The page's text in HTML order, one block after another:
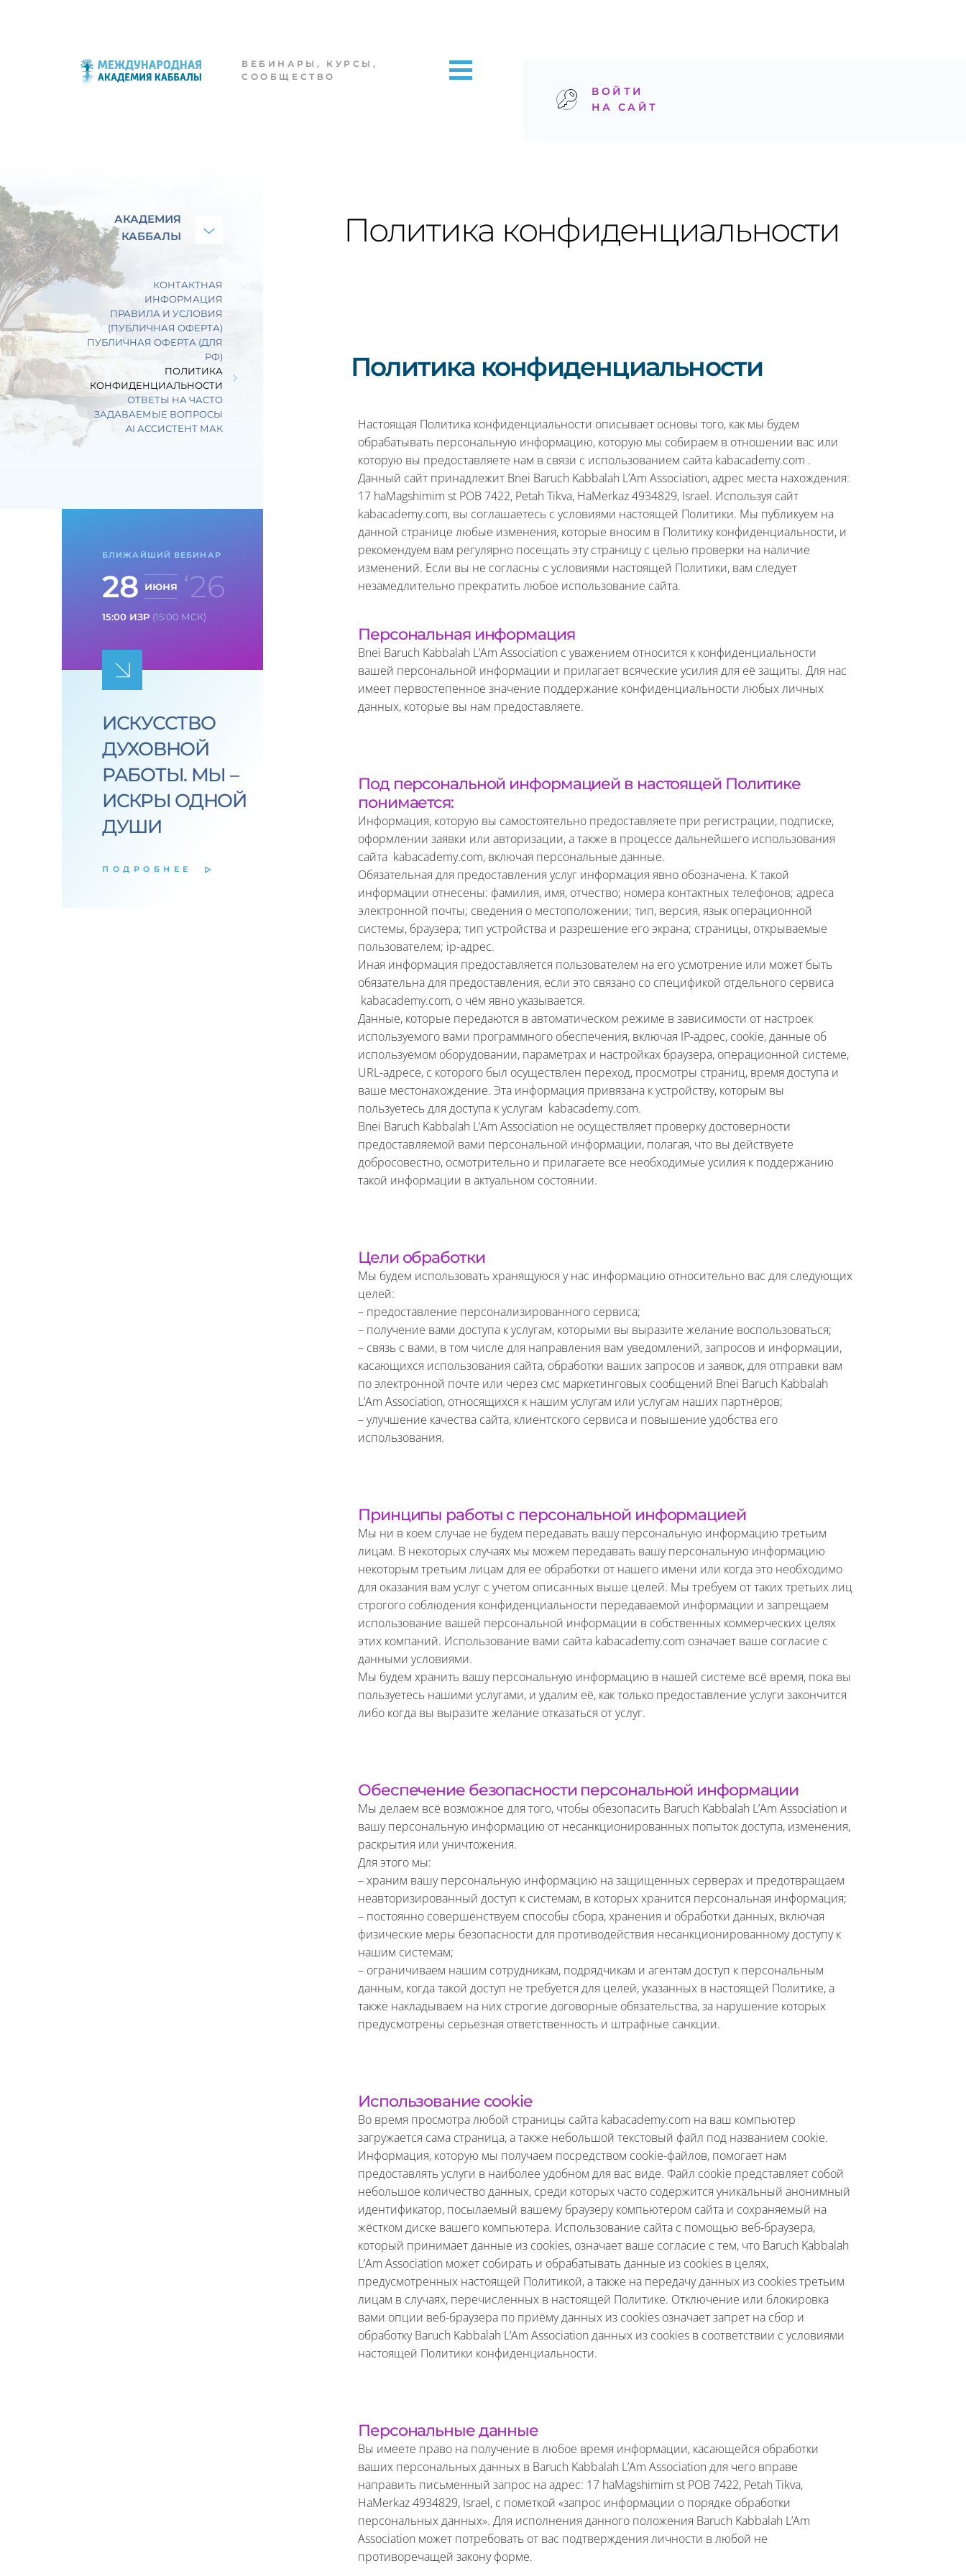
ВЕБИНАРЫ, КУРСЫ,
СООБЩЕСТВО
ВОЙТИ
НА САЙТ
АКАДЕМИЯ
КАББАЛЫ
КОНТАКТНАЯ
ИНФОРМАЦИЯ
ПРАВИЛА И УСЛОВИЯ
(ПУБЛИЧНАЯ ОФЕРТА)
ПУБЛИЧНАЯ ОФЕРТА (ДЛЯ
РФ)
ПОЛИТИКА
КОНФИДЕНЦИАЛЬНОСТИ
ОТВЕТЫ НА ЧАСТО
ЗАДАВАЕМЫЕ ВОПРОСЫ
AI АССИСТЕНТ МАК
БЛИЖАЙШИЙ ВЕБИНАР
28 июня ‘26
15:00 ИЗР (15:00 МСК)
ИСКУССТВО
ДУХОВНОЙ
РАБОТЫ. МЫ –
ИСКРЫ ОДНОЙ
ДУШИ
ПОДРОБНЕЕ
Политика конфиденциальности
Политика конфиденциальности
Настоящая Политика конфиденциальности описывает основы того, как мы будем
обрабатывать персональную информацию, которую мы собираем в отношении вас или
которую вы предоставляете нам в связи с использованием сайта kabacademy.com .
Данный сайт принадлежит Bnei Baruch Kabbalah L’Am Association, адрес места нахождения:
17 haMagshimim st POB 7422, Petah Tikva, HaMerkaz 4934829, Israel. Используя сайт
kabacademy.com, вы соглашаетесь с условиями настоящей Политики. Мы публикуем на
данной странице любые изменения, которые вносим в Политику конфиденциальности, и
рекомендуем вам регулярно посещать эту страницу с целью проверки на наличие
изменений. Если вы не согласны с условиями настоящей Политики, вам следует
незамедлительно прекратить любое использование сайта.
Персональная информация
Bnei Baruch Kabbalah L’Am Association с уважением относится к конфиденциальности
вашей персональной информации и прилагает всяческие усилия для её защиты. Для нас
имеет первостепенное значение поддержание конфиденциальности любых личных
данных, которые вы нам предоставляете.
Под персональной информацией в настоящей Политике
понимается:
Информация, которую вы самостоятельно предоставляете при регистрации, подписке,
оформлении заявки или авторизации, а также в процессе дальнейшего использования
сайта kabacademy.com, включая персональные данные.
Обязательная для предоставления услуг информация явно обозначена. К такой
информации отнесены: фамилия, имя, отчество; номера контактных телефонов; адреса
электронной почты; сведения о местоположении; тип, версия, язык операционной
системы, браузера; тип устройства и разрешение его экрана; страницы, открываемые
пользователем; ip-адрес.
Иная информация предоставляется пользователем на его усмотрение или может быть
обязательна для предоставления, если это связано со спецификой отдельного сервиса
kabacademy.com, о чём явно указывается.
Данные, которые передаются в автоматическом режиме в зависимости от настроек
используемого вами программного обеспечения, включая IP-адрес, cookie, данные об
используемом оборудовании, параметрах и настройках браузера, операционной системе,
URL-адресе, с которого был осуществлен переход, просмотры страниц, время доступа и
ваше местонахождение. Эта информация привязана к устройству, которым вы
пользуетесь для доступа к услугам kabacademy.com.
Bnei Baruch Kabbalah L’Am Association не осуществляет проверку достоверности
предоставляемой вами персональной информации, полагая, что вы действуете
добросовестно, осмотрительно и прилагаете все необходимые усилия к поддержанию
такой информации в актуальном состоянии.
Цели обработки
Мы будем использовать хранящуюся у нас информацию относительно вас для следующих
целей:
– предоставление персонализированного сервиса;
– получение вами доступа к услугам, которыми вы выразите желание воспользоваться;
– связь с вами, в том числе для направления вам уведомлений, запросов и информации,
касающихся использования сайта, обработки ваших запросов и заявок, для отправки вам
по электронной почте или через смс маркетинговых сообщений Bnei Baruch Kabbalah
L’Am Association, относящихся к нашим услугам или услугам наших партнёров;
– улучшение качества сайта, клиентского сервиса и повышение удобства его
использования.
Принципы работы с персональной информацией
Мы ни в коем случае не будем передавать вашу персональную информацию третьим
лицам. В некоторых случаях мы можем передавать вашу персональную информацию
некоторым третьим лицам для ее обработки от нашего имени или когда это необходимо
для оказания вам услуг с учетом описанных выше целей. Мы требуем от таких третьих лиц
строгого соблюдения конфиденциальности передаваемой информации и запрещаем
использование вашей персональной информации в собственных коммерческих целях
этих компаний. Использование вами сайта kabacademy.com означает ваше согласие с
данными условиями.
Мы будем хранить вашу персональную информацию в нашей системе всё время, пока вы
пользуетесь нашими услугами, и удалим её, как только предоставление услуги закончится
либо когда вы выразите желание отказаться от услуг.
Обеспечение безопасности персональной информации
Мы делаем всё возможное для того, чтобы обезопасить Baruch Kabbalah L’Am Association и
вашу персональную информацию от несанкционированных попыток доступа, изменения,
раскрытия или уничтожения.
Для этого мы:
– храним вашу персональную информацию на защищенных серверах и предотвращаем
неавторизированный доступ к системам, в которых хранится персональная информация;
– постоянно совершенствуем способы сбора, хранения и обработки данных, включая
физические меры безопасности для противодействия несанкционированному доступу к
нашим системам;
– ограничиваем нашим сотрудникам, подрядчикам и агентам доступ к персональным
данным, когда такой доступ не требуется для целей, указанных в настоящей Политике, а
также накладываем на них строгие договорные обязательства, за нарушение которых
предусмотрены серьезная ответственность и штрафные санкции.
Использование cookie
Во время просмотра любой страницы сайта kabacademy.com на ваш компьютер
загружается сама страница, а также небольшой текстовый файл под названием cookie.
Информация, которую мы получаем посредством cookie-файлов, помогает нам
предоставлять услуги в наиболее удобном для вас виде. Файл cookie представляет собой
небольшое количество данных, среди которых часто содержится уникальный анонимный
идентификатор, посылаемый вашему браузеру компьютером сайта и сохраняемый на
жёстком диске вашего компьютера. Использование сайта с помощью веб-браузера,
который принимает данные из cookies, означает ваше согласие с тем, что Baruch Kabbalah
L’Am Association может собирать и обрабатывать данные из cookies в целях,
предусмотренных настоящей Политикой, а также на передачу данных из cookies третьим
лицам в случаях, перечисленных в настоящей Политике. Отключение или блокировка
вами опции веб-браузера по приёму данных из cookies означает запрет на сбор и
обработку Baruch Kabbalah L’Am Association данных из cookies в соответствии с условиями
настоящей Политики конфиденциальности.
Персональные данные
Вы имеете право на получение в любое время информации, касающейся обработки
ваших персональных данных в Baruch Kabbalah L’Am Association для чего вправе
направить письменный запрос на адрес: 17 haMagshimim st POB 7422, Petah Tikva,
HaMerkaz 4934829, Israel, с пометкой «запрос информации о порядке обработки
персональных данных». Для исполнения данного положения Baruch Kabbalah L’Am
Association может потребовать от вас подтверждения личности в любой не
противоречащей закону форме.